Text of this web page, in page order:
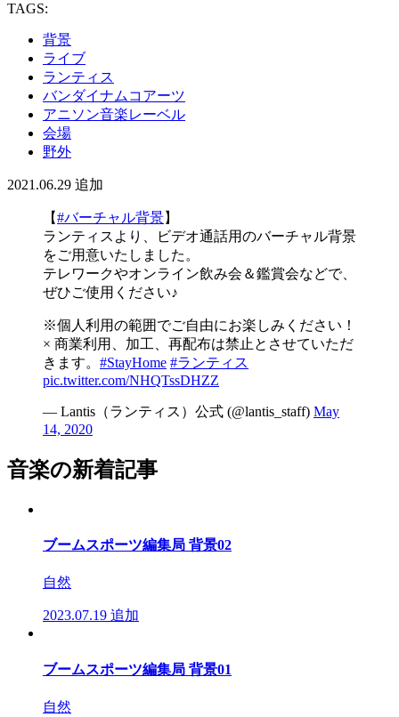
TAGS:
背景
ライブ
ランティス
バンダイナムコアーツ
アニソン音楽レーベル
会場
野外
2021.06.29 追加
【#バーチャル背景】
ランティスより、ビデオ通話用のバーチャル背景
をご用意いたしました。
テレワークやオンライン飲み会＆鑑賞会などで、
ぜひご使用ください♪
※個人利用の範囲でご自由にお楽しみください！
× 商業利用、加工、再配布は禁止とさせていただ
きます。 #StayHome #ランティス
pic.twitter.com/NHQTssDHZZ
— Lantis（ランティス）公式 (@lantis_staff) May
14, 2020
音楽の新着記事
ブームスポーツ編集局 背景02
自然
2023.07.19 追加
ブームスポーツ編集局 背景01
自然